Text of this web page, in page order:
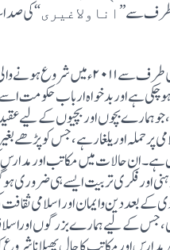
طرف سے ” اناولاغیری“کی
اہلِ اقتدار کی طرف سے ۲۰۱۱ء میں شروع
ہے اوربدخواہ ارباب حکومت
ہمارے بچوں اور بچیوں کے لیے
پر حملہ اور یلغار ہے، جس کو پڑھے
ہے۔ ان حالات میں مکاتب اور
اورفکری تربیت ایسے ہی ضروری
کے بعد دین وایمان اور اسلامی
جس کے لیے ہمارے بزرگوں